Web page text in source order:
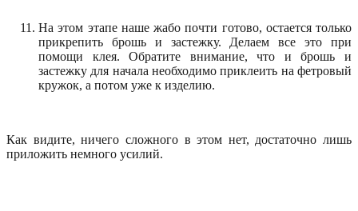
На этом этапе наше жабо почти готово, остается только
прикрепить брошь и застежку. Делаем все это при
помощи клея. Обратите внимание, что и брошь и
застежку для начала необходимо приклеить на фетровый
кружок, а потом уже к изделию.
Как видите, ничего сложного в этом нет, достаточно лишь
приложить немного усилий.